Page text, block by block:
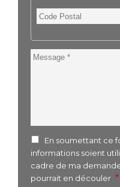
Code
Postal
Message
En soumettant ce
informations soient
cadre de ma
pourrait en découler